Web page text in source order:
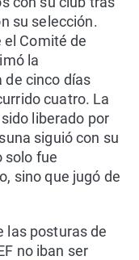
su selección.
Comité de
la
de cinco días
cuatro. La
liberado por
siguió con su
solo fue
sino que jugó de
las posturas de
no iban ser